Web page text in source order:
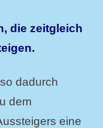
die zeitgleich
dadurch
dem
eine